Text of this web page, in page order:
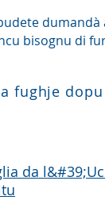
bisognu di
fughje
da